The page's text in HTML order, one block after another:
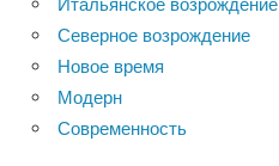
Северное возрождение
Новое время
Модерн
Современность